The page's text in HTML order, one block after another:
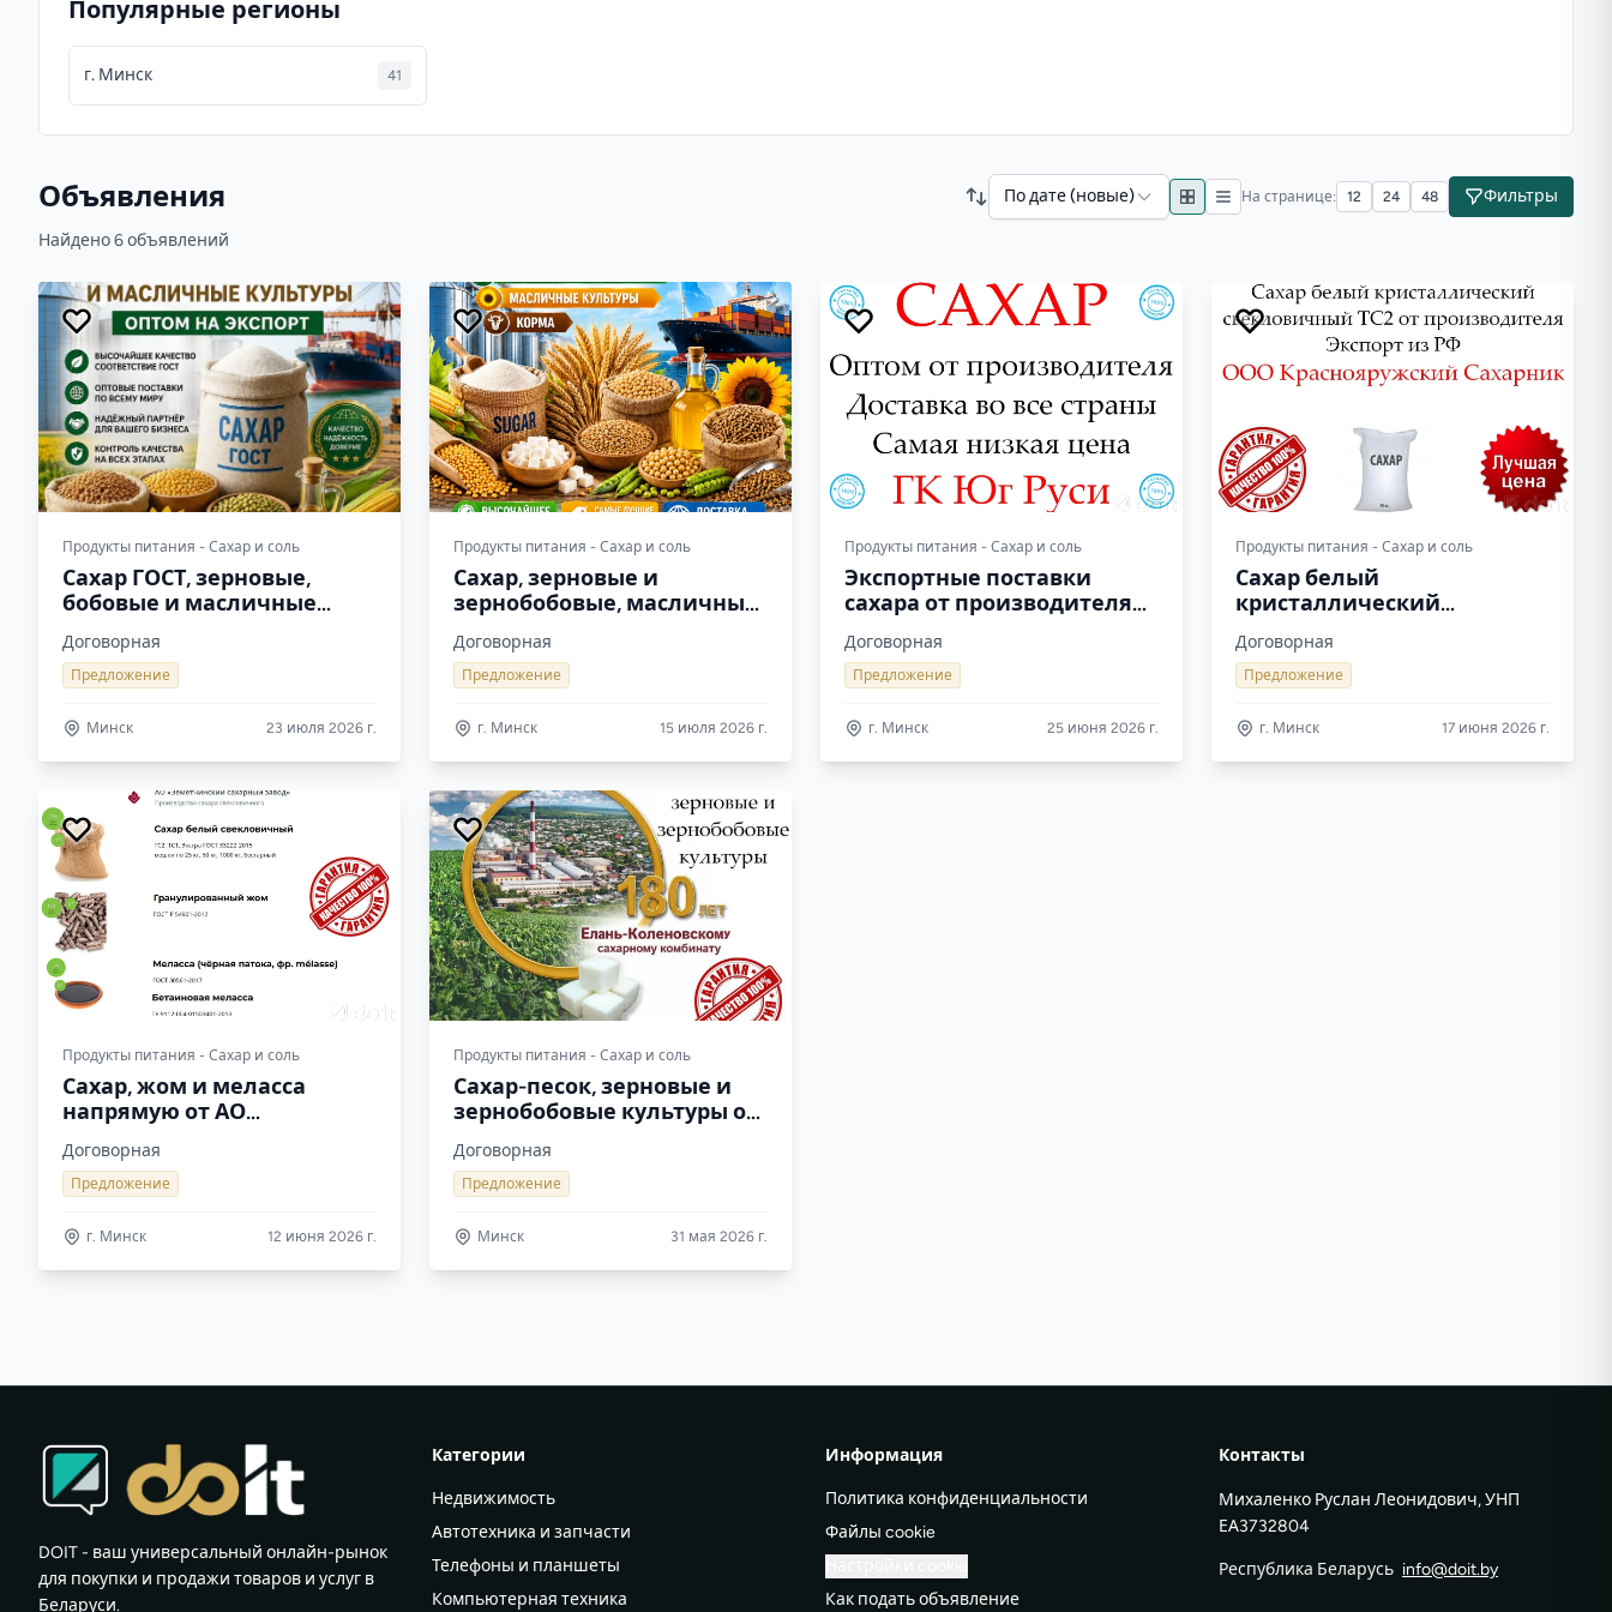
Популярные регионы
г. Минск 41
Объявления По дате (новые) На странице: 12 24 48 Фильтры
Найдено 6 объявлений
Продукты питания - Сахар и соль
Сахар ГОСТ, зерновые,
бобовые и масличные
Договорная
Предложение
Минск 23 июля 2026 г.
Продукты питания - Сахар и соль
Сахар, зерновые и
зернобобовые, масличные
Договорная
Предложение
г. Минск 15 июля 2026 г.
Продукты питания - Сахар и соль
Экспортные поставки
сахара от производителя
Договорная
Предложение
г. Минск 25 июня 2026 г.
Продукты питания - Сахар и соль
Сахар белый
кристаллический
производителя
Договорная
Предложение
г. Минск 17 июня 2026 г.
Продукты питания - Сахар и соль
Сахар, жом и меласса
напрямую от АО
завод
Договорная
Предложение
г. Минск 12 июня 2026 г.
Продукты питания - Сахар и соль
Сахар-песок, зерновые и
зернобобовые культуры от
Договорная
Предложение
Минск 31 мая 2026 г.
DOIT - ваш универсальный онлайн-рынок
для покупки и продажи товаров и услуг в
Беларуси.
Категории
Недвижимость
Автотехника и запчасти
Телефоны и планшеты
Компьютерная техника
Информация
Политика конфиденциальности
Файлы cookie
Как подать объявление
Контакты
Михаленко Руслан Леонидович, УНП
ЕА3732804
Республика Беларусь info@doit.by